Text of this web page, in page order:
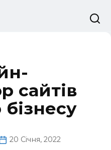
сайтів
20 Січня, 2022